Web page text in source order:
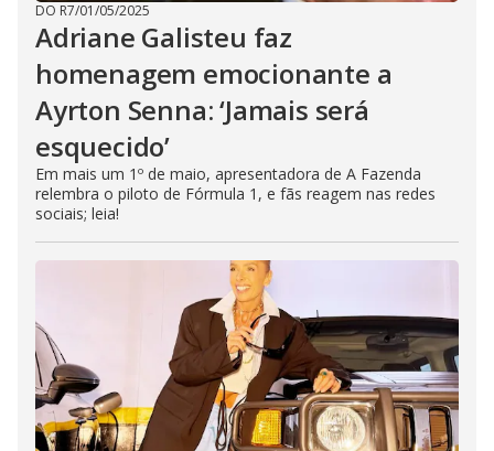
DO R7/01/05/2025
Adriane Galisteu faz
homenagem emocionante a
Ayrton Senna: ‘Jamais será
esquecido’
Em mais um 1º de maio, apresentadora de A Fazenda
relembra o piloto de Fórmula 1, e fãs reagem nas redes
sociais; leia!